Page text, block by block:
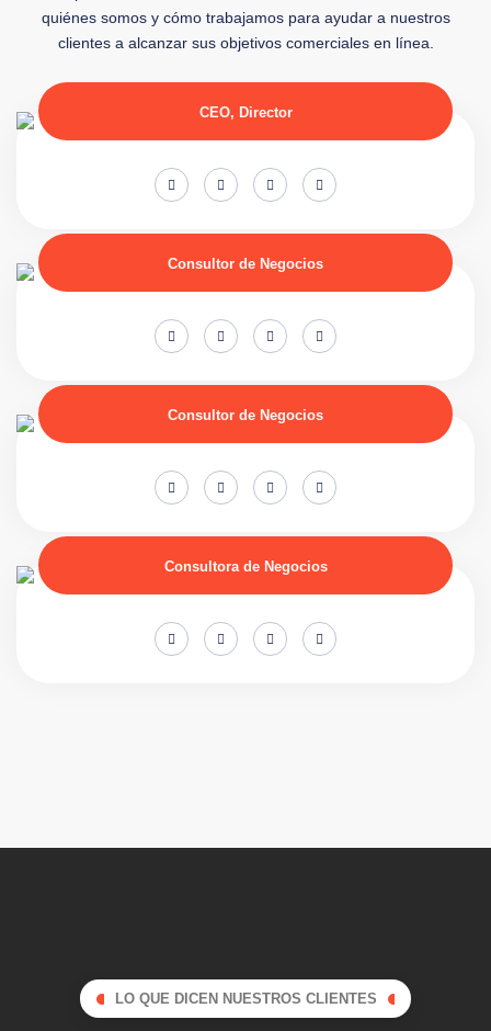
quiénes somos y cómo trabajamos para ayudar a nuestros
clientes a alcanzar sus objetivos comerciales en línea.
CEO, Director
Consultor de Negocios
Consultor de Negocios
Consultora de Negocios
LO QUE DICEN NUESTROS CLIENTES